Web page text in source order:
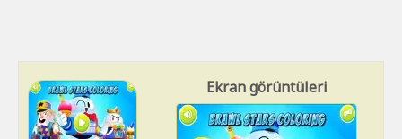
Ekran görüntüleri